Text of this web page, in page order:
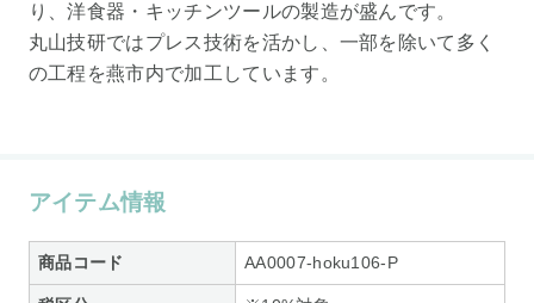
り、洋食器・キッチンツールの製造が盛んです。
丸山技研ではプレス技術を活かし、一部を除いて多く
の工程を燕市内で加工しています。
アイテム情報
商品コード AA0007-hoku106-P